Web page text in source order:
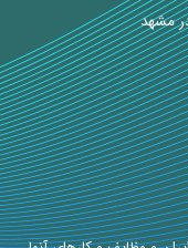
مشهد